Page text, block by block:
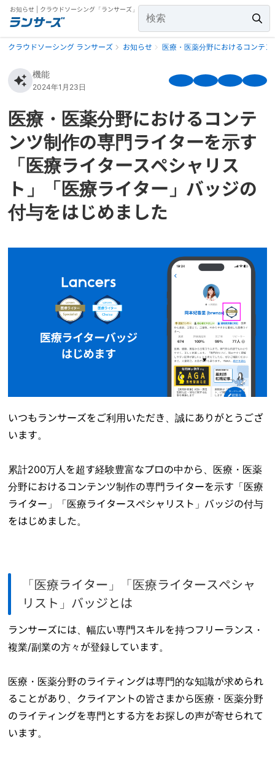
お知らせ | クラウドソーシング「ランサーズ」
クラウドソーシング ランサーズ お知らせ 医療・医薬分野におけるコンテ
機能
2024年1月23日
医療・医薬分野におけるコンテ
ンツ制作の専門ライターを示す
「医療ライタースペシャリス
ト」「医療ライター」バッジの
付与をはじめました
いつもランサーズをご利用いただき、誠にありがとうござ
います。
累計200万人を超す経験豊富なプロの中から、医療・医薬
分野におけるコンテンツ制作の専門ライターを示す「医療
ライター」「医療ライタースペシャリスト」バッジの付与
をはじめました。
「医療ライター」「医療ライタースペシャ
リスト」バッジとは
ランサーズには、幅広い専門スキルを持つフリーランス・
複業/副業の方々が登録しています。
医療・医薬分野のライティングは専門的な知識が求められ
ることがあり、クライアントの皆さまから医療・医薬分野
のライティングを専門とする方をお探しの声が寄せられて
います。